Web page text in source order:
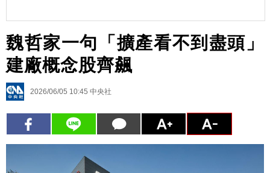
魏哲家一句「擴產看不到盡頭」
建廠概念股齊飆
2026/06/05 10:45 中央社